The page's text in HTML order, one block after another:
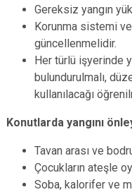
Gereksiz yangın
Korunma sistemi
güncellenmelidir.
Her türlü işyerinde
bulundurulmalı,
kullanılacağı
Konutlarda yangını
Tavan arası ve
Çocukların ateşle
Soba, kalorifer ve